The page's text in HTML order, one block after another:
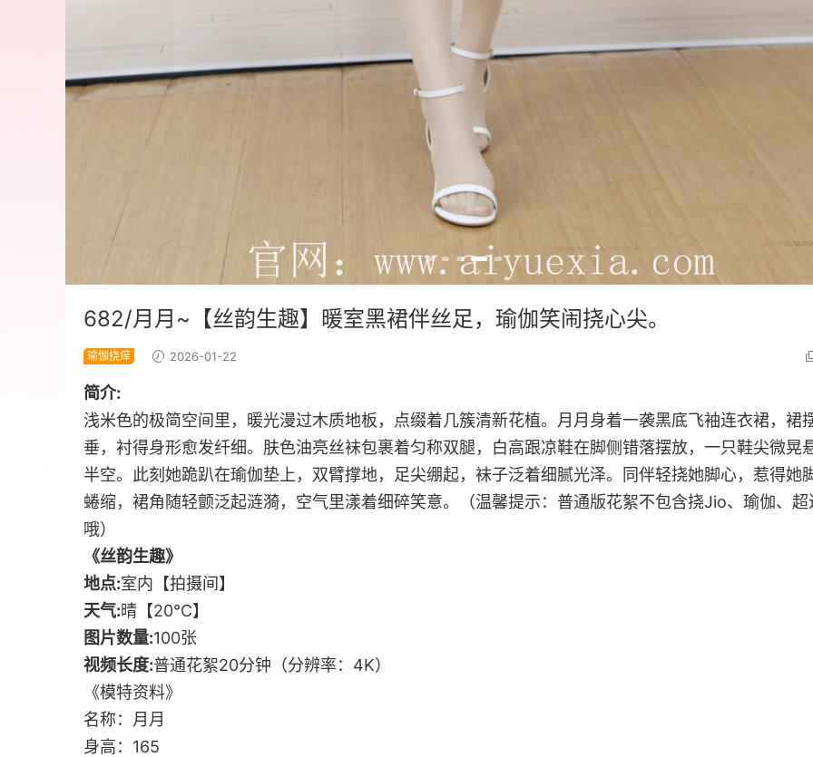
682/月月~【丝韵生趣】暖室黑裙伴丝足，瑜伽笑闹挠心尖。
瑜伽挠痒 2026-01-22
简介:
浅米色的极简空间里，暖光漫过木质地板，点缀着几簇清新花植。月月身着一袭黑底飞袖连衣裙，裙
垂，衬得身形愈发纤细。肤色油亮丝袜包裹着匀称双腿，白高跟凉鞋在脚侧错落摆放，一只鞋尖微晃
半空。此刻她跪趴在瑜伽垫上，双臂撑地，足尖绷起，袜子泛着细腻光泽。同伴轻挠她脚心，惹得她
蜷缩，裙角随轻颤泛起涟漪，空气里漾着细碎笑意。（温馨提示：普通版花絮不包含挠Jio、瑜伽、超
哦）
《丝韵生趣》
地点:室内【拍摄间】
天气:晴【20℃】
图片数量:100张
视频长度:普通花絮20分钟（分辨率：4K）
《模特资料》
名称：月月
身高：165